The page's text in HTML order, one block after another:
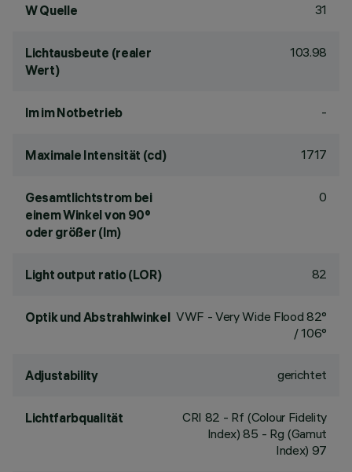
W Quelle 31
Lichtausbeute (realer
Wert)
103.98
lm im Notbetrieb -
Maximale Intensität (cd) 1717
Gesamtlichtstrom bei
einem Winkel von 90°
oder größer (lm)
0
Light output ratio (LOR) 82
Optik und Abstrahlwinkel VWF - Very Wide Flood 82°
/ 106°
Adjustability gerichtet
Lichtfarbqualität CRI 82 - Rf (Colour Fidelity
Index) 85 - Rg (Gamut
Index) 97